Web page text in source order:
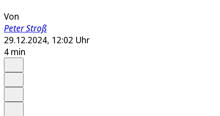
Von
Peter Stroß
29.12.2024, 12:02 Uhr
4 min